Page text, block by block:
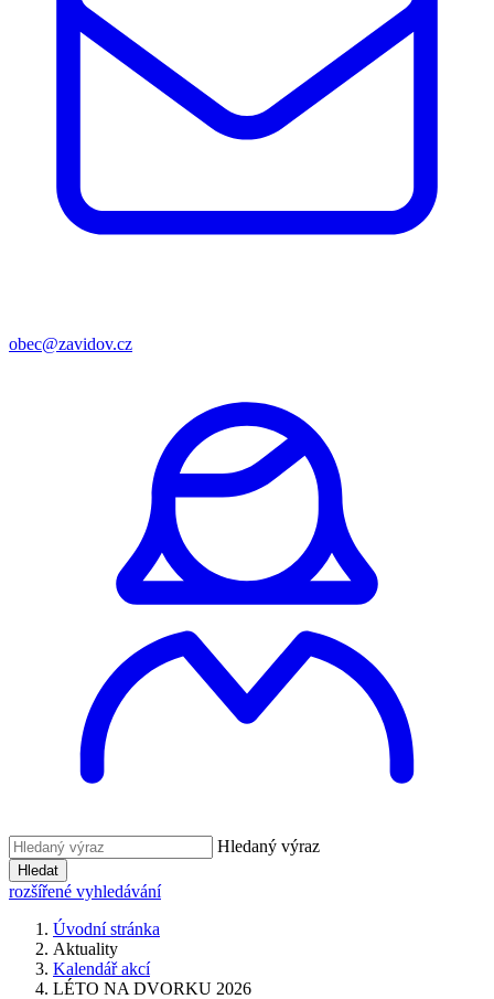
obec@zavidov.cz
Hledaný výraz
Hledat
rozšířené vyhledávání
Úvodní stránka
Aktuality
Kalendář akcí
LÉTO NA DVORKU 2026